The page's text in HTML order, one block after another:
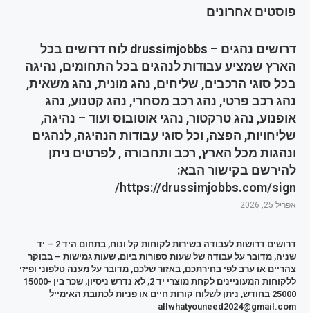
פוסטים אחרונים
דרושים נהגים – drussimjobbs לוח דרושים בכל
הארץ שמציע עבודות לנהגים בכל התחומים, נהיגה
בכל סוגי הרכבים, שליחים, נהג מונית, נהג משאית,
נהג רכב פרטי, נהג רכב מסחרי, נהג קטנוע, נהג
אופנוע, נהג טרקטור, נהגי אוטובוס ועוד – נהיגה,
שליחויות, הפצה, וכל סוגי עבודות הנהיגה, לנהגים
ונהגות מכל הארץ, רכב ותחבורה , לפרטים ניתן
להירשם בקישור הבא:
https://drussimjobbs.com/sign/
אפריל 25, 2026
דרושים דרושות לעבודה בשירות לקוחות קל ונוח, בתחום היד 2 – יד
שניה, מדובר על עבודה של שעות ספורות ביום, שעות גמישות – בבוקר
צהריים או ערב לפי בחירתכם, באזור שלכם, מדובר על מענה טלפוני ופיזי
ללקוחות המעוניינים לקחת מוצרי יד 2, לא נדרש ניסיון, שכר בין 15000-
25000 בחודש, ניתן לשלוח קורות חיים או פניות לכתובת האימייל
allwhatyouneed2024@gmail.com